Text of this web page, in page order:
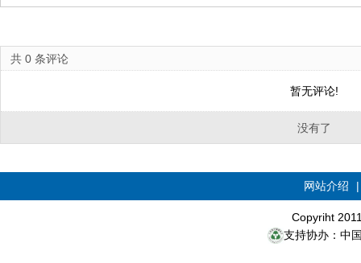
共 0 条评论
暂无评论!
没有了
网站介绍
Copyriht
支持协办：中